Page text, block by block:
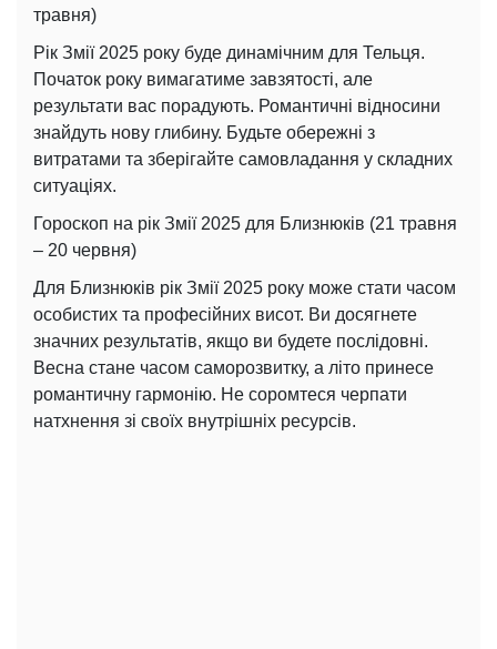
травня)
Рік Змії 2025 року буде динамічним для Тельця.
Початок року вимагатиме завзятості, але
результати вас порадують. Романтичні відносини
знайдуть нову глибину. Будьте обережні з
витратами та зберігайте самовладання у складних
ситуаціях.
Гороскоп на рік Змії 2025 для Близнюків (21 травня
– 20 червня)
Для Близнюків рік Змії 2025 року може стати часом
особистих та професійних висот. Ви досягнете
значних результатів, якщо ви будете послідовні.
Весна стане часом саморозвитку, а літо принесе
романтичну гармонію. Не соромтеся черпати
натхнення зі своїх внутрішніх ресурсів.